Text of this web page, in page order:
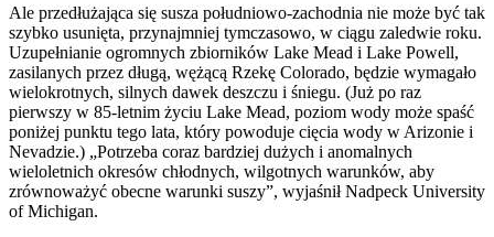
Ale przedłużająca się susza południowo-zachodnia nie może być tak
szybko usunięta, przynajmniej tymczasowo, w ciągu zaledwie roku.
Uzupełnianie ogromnych zbiorników Lake Mead i Lake Powell,
zasilanych przez długą, wężącą Rzekę Colorado, będzie wymagało
wielokrotnych, silnych dawek deszczu i śniegu. (Już po raz
pierwszy w 85-letnim życiu Lake Mead, poziom wody może spaść
poniżej punktu tego lata, który powoduje cięcia wody w Arizonie i
Nevadzie.) „Potrzeba coraz bardziej dużych i anomalnych
wieloletnich okresów chłodnych, wilgotnych warunków, aby
zrównoważyć obecne warunki suszy”, wyjaśnił Nadpeck University
of Michigan.